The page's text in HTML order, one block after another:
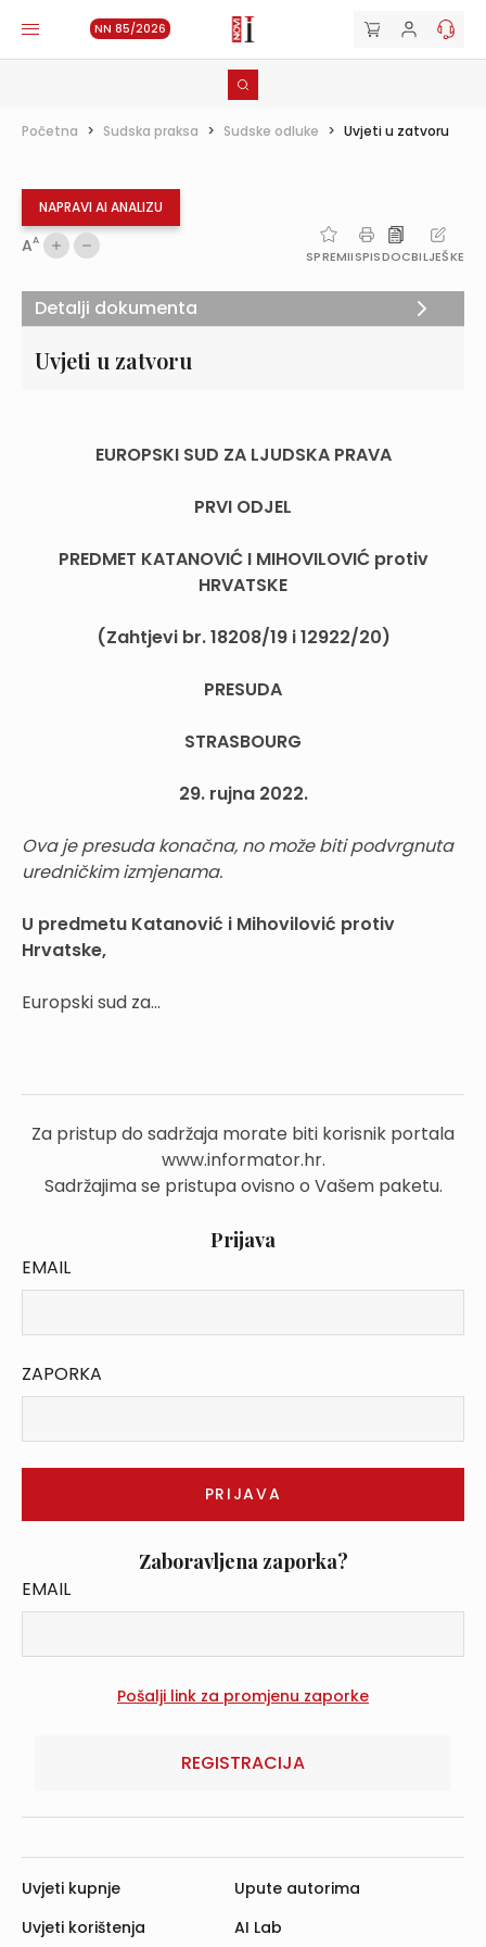
NN 85/2026
Početna > Sudska praksa > Sudske odluke > Uvjeti u zatvoru
NAPRAVI AI ANALIZU
AA
SPREMIISPISDOCBILJEŠKE
Uvjeti u zatvoru
EUROPSKI SUD ZA LJUDSKA PRAVA
PRVI ODJEL
PREDMET KATANOVIĆ I MIHOVILOVIĆ protiv
HRVATSKE
(Zahtjevi br. 18208/19 i 12922/20)
PRESUDA
STRASBOURG
29. rujna 2022.
Ova je presuda konačna, no može biti podvrgnuta
uredničkim izmjenama.
U predmetu Katanović i Mihovilović protiv
Hrvatske,
Europski sud za...
Za pristup do sadržaja morate biti korisnik portala
www.informator.hr.
Sadržajima se pristupa ovisno o Vašem paketu.
Prijava
EMAIL
ZAPORKA
Zaboravljena zaporka?
EMAIL
REGISTRACIJA
Detalji dokumenta
Uvjeti kupnje
Uvjeti korištenja
Upute autorima
AI Lab